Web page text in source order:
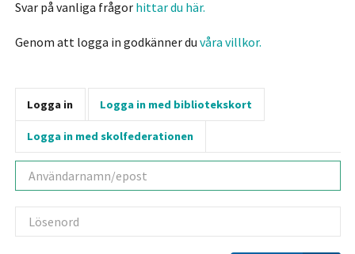
Svar på vanliga frågor hittar du här.
Genom att logga in godkänner du våra villkor.
Logga in Logga in med bibliotekskort
Logga in med skolfederationen
Användarnamn
Lösenord